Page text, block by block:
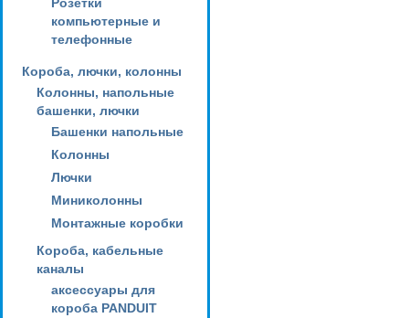
компьютерные и
телефонные
Короба, лючки, колонны
Колонны, напольные
башенки, лючки
Башенки напольные
Колонны
Лючки
Миниколонны
Монтажные коробки
Короба, кабельные
каналы
аксессуары для
короба PANDUIT